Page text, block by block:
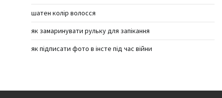
шатен колір волосся
як замаринувати рульку для запікання
як підписати фото в інсте під час війни